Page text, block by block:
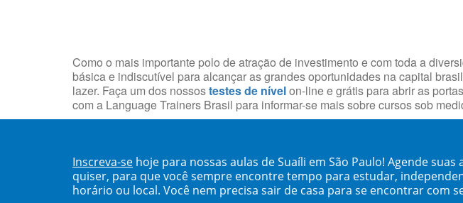
Como o mais importante polo de atração de investimento e com toda a
básica e indiscutível para alcançar as grandes oportunidades na capital
lazer. Faça um dos nossostestes de nívelon-line e grátis para abrir as
com a Language Trainers Brasil para informar-se mais sobre cursos sob
Inscreva-se hoje para nossas aulas de Suaíli em São Paulo! Agende suas
quiser, para que você sempre encontre tempo para estudar,
horário ou local. Você nem precisa sair de casa para se encontrar com